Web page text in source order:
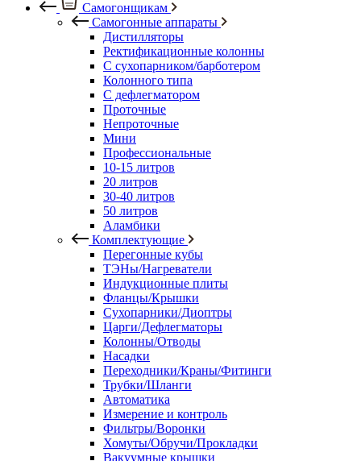
Самогонщикам
Самогонные аппараты
Дистилляторы
Ректификационные колонны
С сухопарником/барботером
Колонного типа
С дефлегматором
Проточные
Непроточные
Мини
Профессиональные
10-15 литров
20 литров
30-40 литров
50 литров
Аламбики
Комплектующие
Перегонные кубы
ТЭНы/Нагреватели
Индукционные плиты
Фланцы/Крышки
Сухопарники/Диоптры
Царги/Дефлегматоры
Колонны/Отводы
Насадки
Переходники/Краны/Фитинги
Трубки/Шланги
Автоматика
Измерение и контроль
Фильтры/Воронки
Хомуты/Обручи/Прокладки
Вакуумные крышки